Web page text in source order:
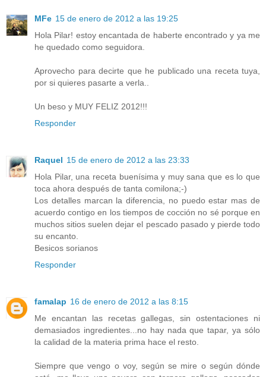
MFe 15 de enero de 2012 a las 19:25
Hola Pilar! estoy encantada de haberte encontrado y ya me
he quedado como seguidora.
Aprovecho para decirte que he publicado una receta tuya,
por si quieres pasarte a verla..
Un beso y MUY FELIZ 2012!!!
Responder
Raquel 15 de enero de 2012 a las 23:33
Hola Pilar, una receta buenísima y muy sana que es lo que
toca ahora después de tanta comilona;-)
Los detalles marcan la diferencia, no puedo estar mas de
acuerdo contigo en los tiempos de cocción no sé porque en
muchos sitios suelen dejar el pescado pasado y pierde todo
su encanto.
Besicos sorianos
Responder
famalap 16 de enero de 2012 a las 8:15
Me encantan las recetas gallegas, sin ostentaciones ni
demasiados ingredientes...no hay nada que tapar, ya sólo
la calidad de la materia prima hace el resto.
Siempre que vengo o voy, según se mire o según dónde